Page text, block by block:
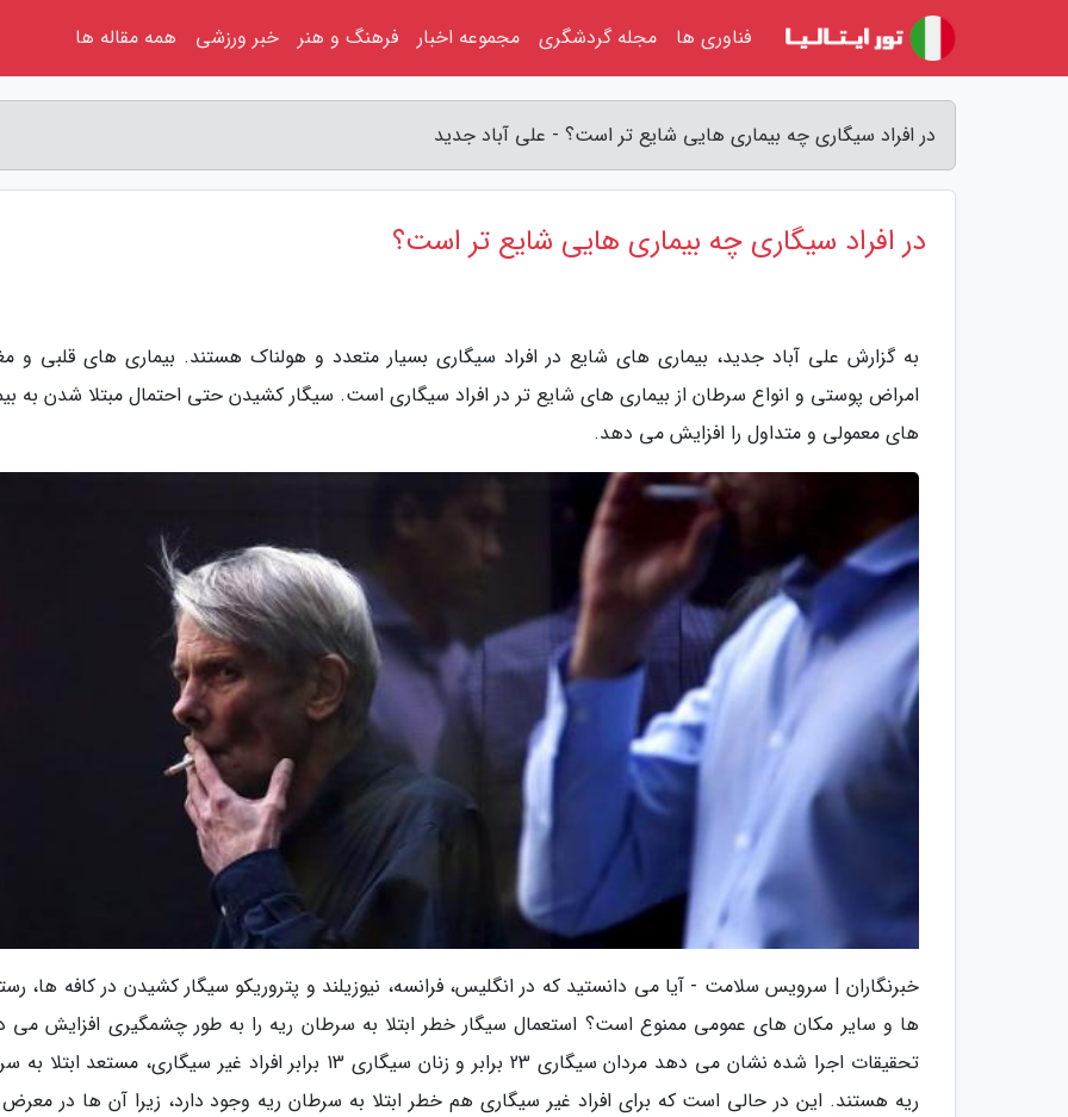
در افراد سیگاری چه بیماری هایی شایع تر است؟ - علی آباد جدید
در افراد سیگاری چه بیماری هایی شایع تر است؟
به گزارش علی آباد جدید، بیماری های شایع در افراد سیگاری بسیار متعدد و هولناک هستند. بیماری های قلبی و
امراض پوستی و انواع سرطان از بیماری های شایع تر در افراد سیگاری است. سیگار کشیدن حتی احتمال مبتلا شدن به
های معمولی و متداول را افزایش می دهد.
خبرنگاران | سرویس سلامت - آیا می دانستید که در انگلیس، فرانسه، نیوزیلند و پتروریکو سیگار کشیدن در کافه ها،
ها و سایر مکان های عمومی ممنوع است؟ استعمال سیگار خطر ابتلا به سرطان ریه را به طور چشمگیری افزایش می
تحقیقات اجرا شده نشان می دهد مردان سیگاری 23 برابر و زنان سیگاری 13 برابر افراد غیر سیگاری، مستعد
ریه هستند. این در حالی است که برای افراد غیر سیگاری هم خطر ابتلا به سرطان ریه وجود دارد، زیرا آن ها در
فناوری ها مجله گردشگری مجموعه اخبار فرهنگ و هنر خبر ورزشی همه مقاله ها